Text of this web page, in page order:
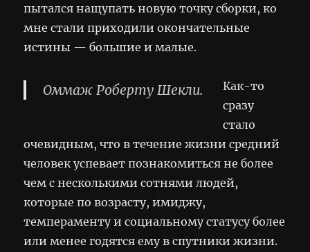
пытался нащупать новую точку сборки, ко
мне стали приходили окончательные
истины — большие и малые.
Оммаж Роберту Шекли.
Как-то
сразу
стало
очевидным, что в течение жизни средний
человек успевает познакомиться не более
чем с несколькими сотнями людей,
которые по возрасту, имиджу,
темпераменту и социальному статусу более
или менее годятся ему в спутники жизни.